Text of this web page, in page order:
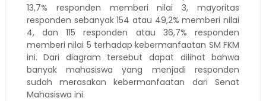
13,7% responden memberi nilai 3, mayoritas
responden sebanyak 154 atau 49,2% memberi nilai
4, dan 115 responden atau 36,7% responden
memberi nilai 5 terhadap kebermanfaatan SM FKM
ini. Dari diagram tersebut dapat dilihat bahwa
banyak mahasiswa yang menjadi responden
sudah merasakan kebermanfaatan dari Senat
Mahasiswa ini.